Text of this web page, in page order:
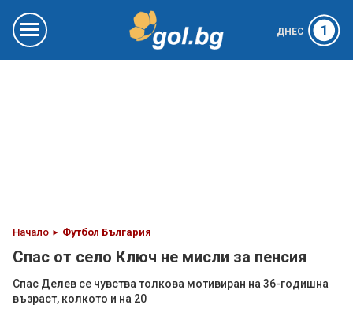
ДНЕС 1
Начало Футбол България
Спас от село Ключ не мисли за пенсия
Спас Делев се чувства толкова мотивиран на 36-годишна
възраст, колкото и на 20